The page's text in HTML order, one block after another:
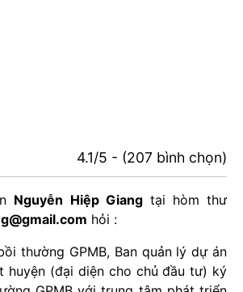
4.1/5 - (207 bình chọn)
Nguyễn Hiệp Giangtại hòm thư
hỏi :
thường GPMB, Ban quản lý dự án
huyện (đại diện cho chủ đầu tư) ký